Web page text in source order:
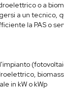
o a
a un tecnico,
la PAS o
in kW o kWp